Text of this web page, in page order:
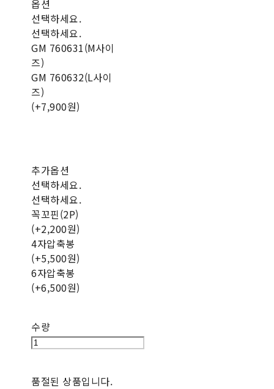
옵션
선택하세요.
선택하세요.
GM 760631(M사이
즈)
GM 760632(L사이
즈)
(+7,900원)
추가옵션
선택하세요.
선택하세요.
꼭꼬핀(2P)
(+2,200원)
4자압축봉
(+5,500원)
6자압축봉
(+6,500원)
수량
품절된 상품입니다.